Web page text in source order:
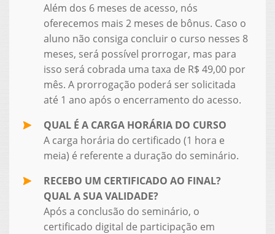
Além dos 6 meses de acesso, nós
oferecemos mais 2 meses de bônus. Caso o
aluno não consiga concluir o curso nesses 8
meses, será possível prorrogar, mas para
isso será cobrada uma taxa de R$ 49,00 por
mês. A prorrogação poderá ser solicitada
até 1 ano após o encerramento do acesso.
QUAL É A CARGA HORÁRIA DO CURSO
A carga horária do certificado (1 hora e
meia) é referente a duração do seminário.
RECEBO UM CERTIFICADO AO FINAL?
QUAL A SUA VALIDADE?
Após a conclusão do seminário, o
certificado digital de participação em